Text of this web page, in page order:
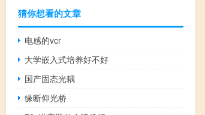
猜你想看的文章
电感的vcr
大学嵌入式培养好不好
国产固态光耦
缘断仰光桥